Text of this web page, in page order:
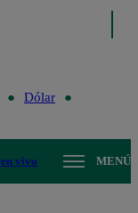
Dólar
vivo MENÚ